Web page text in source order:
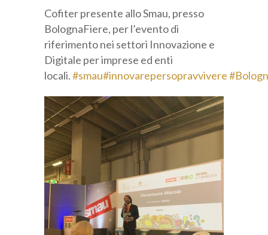
Cofiter presente allo Smau, presso
BolognaFiere, per l’evento di
riferimento nei settori Innovazione e
Digitale per imprese ed enti
locali.#smau#innovarepersopravvivere#
Categoria professionale *
ai sensi del D.Lgs. 196/2003 e del Regolamento (UE)
2016/679 GDPRInformativa sulla Privacy